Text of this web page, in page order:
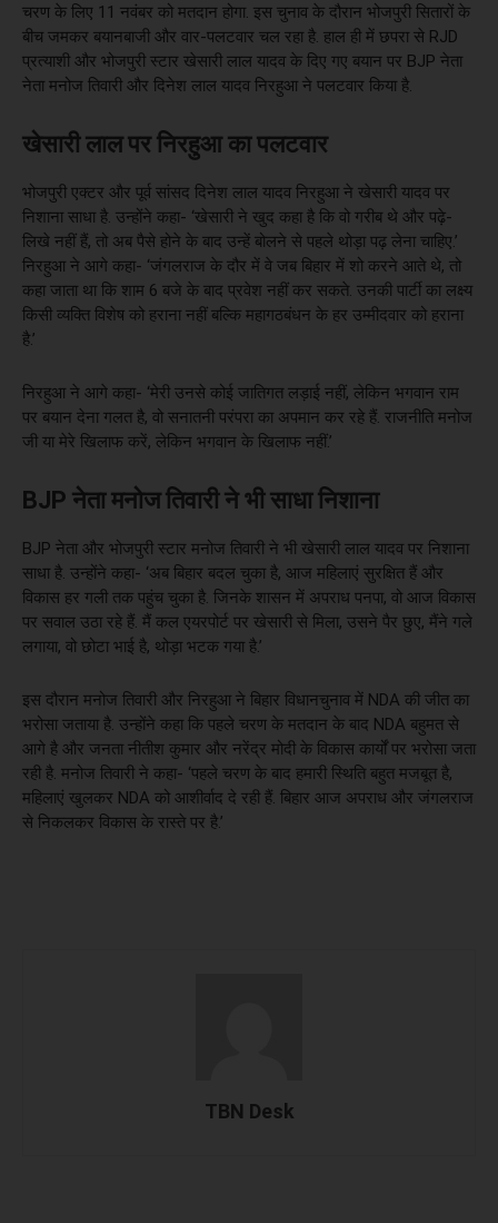
चरण के लिए 11 नवंबर को मतदान होगा. इस चुनाव के दौरान भोजपुरी सितारों के
बीच जमकर बयानबाजी और वार-पलटवार चल रहा है. हाल ही में छपरा से RJD
प्रत्याशी और भोजपुरी स्टार खेसारी लाल यादव के दिए गए बयान पर BJP नेता
नेता मनोज तिवारी और दिनेश लाल यादव निरहुआ ने पलटवार किया है.
खेसारी लाल पर निरहुआ का पलटवार
भोजपुरी एक्टर और पूर्व सांसद दिनेश लाल यादव निरहुआ ने खेसारी यादव पर
निशाना साधा है. उन्होंने कहा- ‘खेसारी ने खुद कहा है कि वो गरीब थे और पढ़े-
लिखे नहीं हैं, तो अब पैसे होने के बाद उन्हें बोलने से पहले थोड़ा पढ़ लेना चाहिए.’
निरहुआ ने आगे कहा- ‘जंगलराज के दौर में वे जब बिहार में शो करने आते थे, तो
कहा जाता था कि शाम 6 बजे के बाद प्रवेश नहीं कर सकते. उनकी पार्टी का लक्ष्य
किसी व्यक्ति विशेष को हराना नहीं बल्कि महागठबंधन के हर उम्मीदवार को हराना
है.’
निरहुआ ने आगे कहा- ‘मेरी उनसे कोई जातिगत लड़ाई नहीं, लेकिन भगवान राम
पर बयान देना गलत है, वो सनातनी परंपरा का अपमान कर रहे हैं. राजनीति मनोज
जी या मेरे खिलाफ करें, लेकिन भगवान के खिलाफ नहीं.’
BJP नेता मनोज तिवारी ने भी साधा निशाना
BJP नेता और भोजपुरी स्टार मनोज तिवारी ने भी खेसारी लाल यादव पर निशाना
साधा है. उन्होंने कहा- ‘अब बिहार बदल चुका है, आज महिलाएं सुरक्षित हैं और
विकास हर गली तक पहुंच चुका है. जिनके शासन में अपराध पनपा, वो आज विकास
पर सवाल उठा रहे हैं. मैं कल एयरपोर्ट पर खेसारी से मिला, उसने पैर छुए, मैंने गले
लगाया, वो छोटा भाई है, थोड़ा भटक गया है.’
इस दौरान मनोज तिवारी और निरहुआ ने बिहार विधानचुनाव में NDA की जीत का
भरोसा जताया है. उन्होंने कहा कि पहले चरण के मतदान के बाद NDA बहुमत से
आगे है और जनता नीतीश कुमार और नरेंद्र मोदी के विकास कार्यों पर भरोसा जता
रही है. मनोज तिवारी ने कहा- ‘पहले चरण के बाद हमारी स्थिति बहुत मजबूत है,
महिलाएं खुलकर NDA को आशीर्वाद दे रही हैं. बिहार आज अपराध और जंगलराज
से निकलकर विकास के रास्ते पर है.’
TBN Desk